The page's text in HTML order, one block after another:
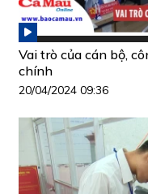
Vai trò của cán bộ,
chính
20/04/2024 09:36